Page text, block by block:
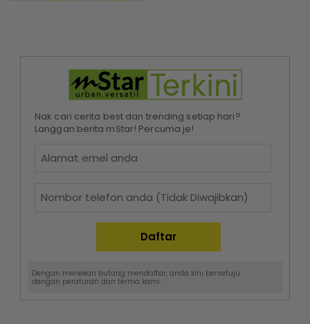
Nak cari cerita best dan trending setiap hari?
Langgan berita mStar! Percuma je!
Dengan menekan butang mendaftar, anda kini bersetuju
dengan peraturan dan terma kami.